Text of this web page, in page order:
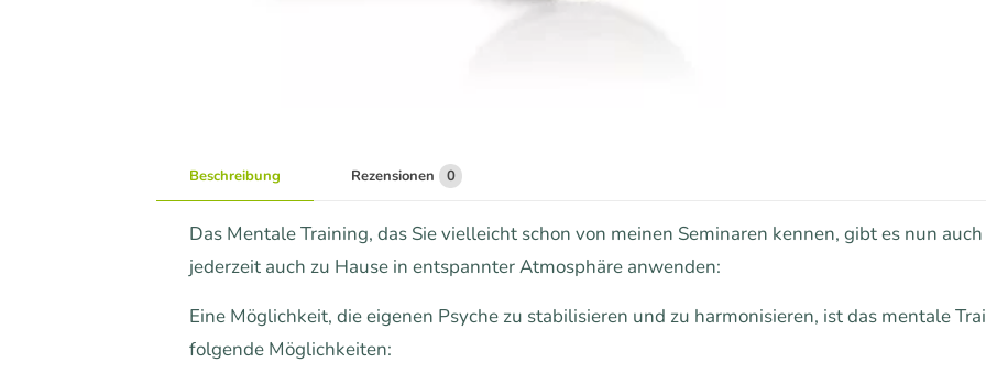
Beschreibung Rezensionen 0
Das Mentale Training, das Sie vielleicht schon von meinen Seminaren kennen, gibt es nun
jederzeit auch zu Hause in entspannter Atmosphäre anwenden:
Eine Möglichkeit, die eigenen Psyche zu stabilisieren und zu harmonisieren, ist das mentale
folgende Möglichkeiten: